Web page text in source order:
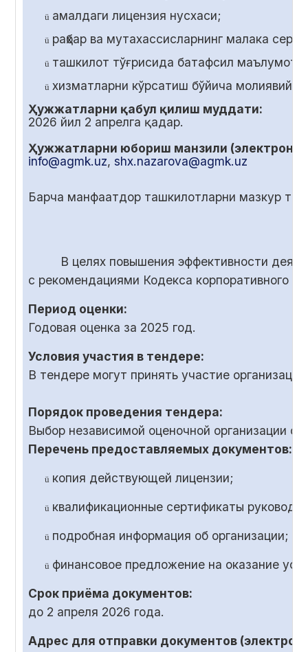
ü амалдаги лицензия нусхаси;
ü раҳбар ва мутахассисларнинг малака
ü ташкилот тўғрисида батафсил маълумот;
ü хизматларни кўрсатиш бўйича молиявий
Ҳужжатларни қабул қилиш муддати:
2026 йил 2 апрелга қадар.
Ҳужжатларни юбориш манзили (электрон
info@agmk.uz, shx.nazarova@agmk.uz
Барча манфаатдор ташкилотларни мазкур
В целях повышения эффективности
с рекомендациями Кодекса корпоративного
Период оценки:
Годовая оценка за 2025 год.
Условия участия в тендере:
В тендере могут принять участие
Порядок проведения тендера:
Выбор независимой оценочной организации
Перечень предоставляемых документов:
ü копия действующей лицензии;
ü квалификационные сертификаты
ü подробная информация об организации;
ü финансовое предложение на оказание
Срок приёма документов:
до 2 апреля 2026 года.
Адрес для отправки документов